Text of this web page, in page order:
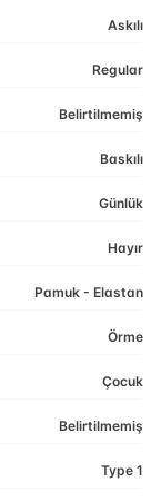
Askılı
Regular
Belirtilmemiş
Baskılı
Günlük
Hayır
Pamuk - Elastan
Örme
Çocuk
Belirtilmemiş
Type 1